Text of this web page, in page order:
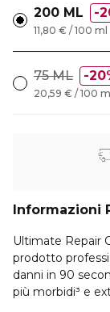
200 ML
11,80 € / 100 ml
75 ML
20,59 € / 100 ml
Informazioni
Ultimate Repair
prodotto
danni in 90
più morbidi³ e